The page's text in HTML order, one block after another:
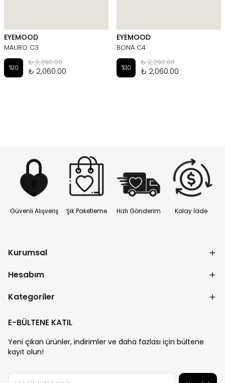
EYEMOOD
MAURO C3
%10
₺ 2,290.00
₺ 2,060.00
EYEMOOD
BONA C4
%10
₺ 2,290.00
₺ 2,060.00
Güvenli Alışveriş Şık Paketleme Hızlı Gönderim Kolay İade
Kurumsal
Hesabım
Kategoriler
E-BÜLTENE KATIL
Yeni çıkan ürünler, indirimler ve daha fazlası için bültene
kayıt olun!